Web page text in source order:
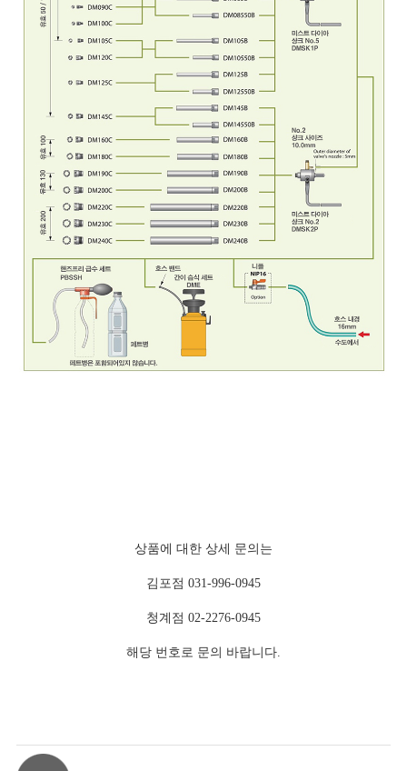
상품에 대한 상세 문의는
김포점 031-996-0945
청계점 02-2276-0945
해당 번호로 문의 바랍니다.